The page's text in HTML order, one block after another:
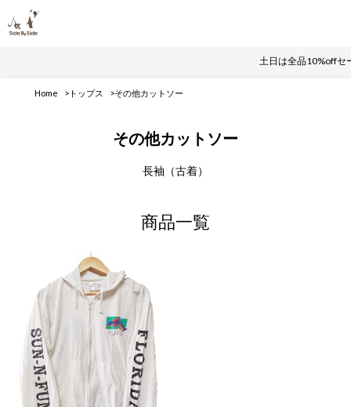
土日は全品10%off
Home トップス その他カットソー
その他カットソー
長袖（古着）
商品一覧